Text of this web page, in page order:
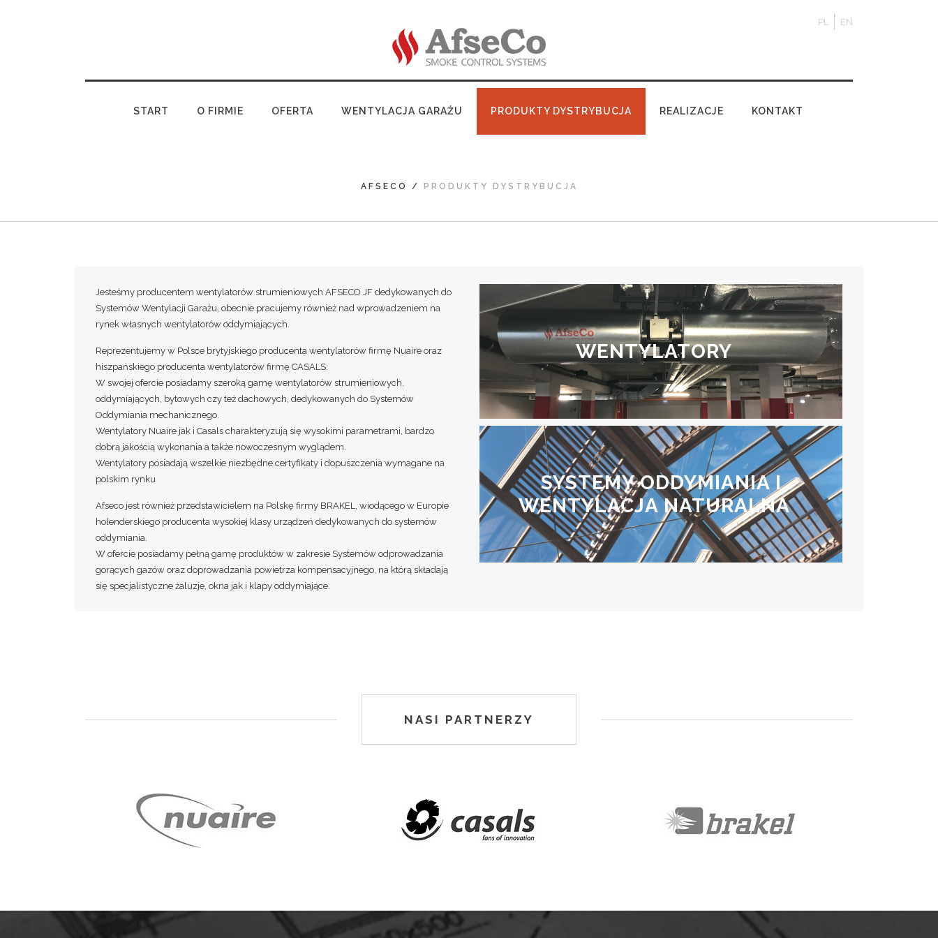
PL EN
START O FIRMIE OFERTA WENTYLACJA GARAŻU PRODUKTY DYSTRYBUCJA REALIZACJE KONTAKT
AFSECO / PRODUKTY DYSTRYBUCJA
Jesteśmy producentem wentylatorów strumieniowych AFSECO JF dedykowanych do
Systemów Wentylacji Garażu, obecnie pracujemy również nad wprowadzeniem na
rynek własnych wentylatorów oddymiających.
Reprezentujemy w Polsce brytyjskiego producenta wentylatorów firmę Nuaire oraz
hiszpańskiego producenta wentylatorów firmę CASALS.
W swojej ofercie posiadamy szeroką gamę wentylatorów strumieniowych,
oddymiających, bytowych czy też dachowych, dedykowanych do Systemów
Oddymiania mechanicznego.
Wentylatory Nuaire jak i Casals charakteryzują się wysokimi parametrami, bardzo
dobrą jakością wykonania a także nowoczesnym wyglądem.
Wentylatory posiadają wszelkie niezbędne certyfikaty i dopuszczenia wymagane na
polskim rynku
Afseco jest również przedstawicielem na Polskę firmy BRAKEL, wiodącego w Europie
holenderskiego producenta wysokiej klasy urządzeń dedykowanych do systemów
oddymiania.
W ofercie posiadamy pełną gamę produktów w zakresie Systemów odprowadzania
gorących gazów oraz doprowadzania powietrza kompensacyjnego, na którą składają
się specjalistyczne żaluzje, okna jak i klapy oddymiające.
WENTYLATORY
SYSTEMY ODDYMIANIA I
WENTYLACJA NATURALNA
NASI PARTNERZY